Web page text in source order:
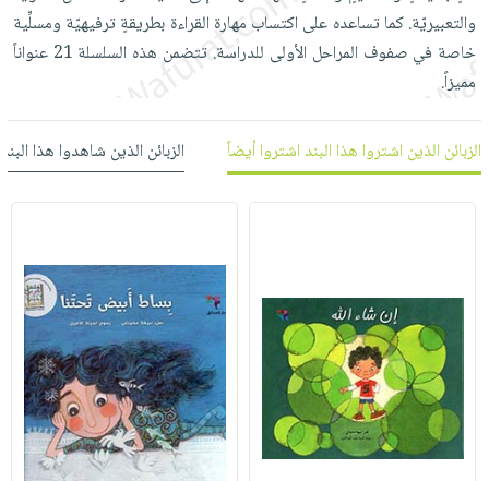
العناية
بالأسنان
أدوات
المائدة
والتخزين
أدوات
الأكثر
مبيعاً
اكسسوارات
كتب
اكسسوارات
ملابس
مطرزات
حقائب
حلي
عناية
بالذات
شحن
مجاني
مختارة
اشتراكات
كل
الاشتراكات
iKitab
بلا
حدود
بحث
متقدم
وفرات
عن
الشركة
سياسة
حسابك
لائحة
والتعبيريّة. كما تساعده على اكتساب مهارة القراءة بطريقةٍ ترفيهيّة ومسلِّية
خاصة في صفوف المراحل الأولى للدراسة. تتضمن هذه السلسلة 21 عنواناً
مميزاً.
الزبائن الذين اشتروا هذا البند اشتروا أيضاً الزبائن الذين شاهدوا هذا